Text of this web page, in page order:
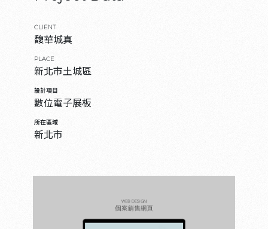
CLIENT
馥華城真
PLACE
新北市土城區
設計項目
數位電子展板
所在區域
新北市